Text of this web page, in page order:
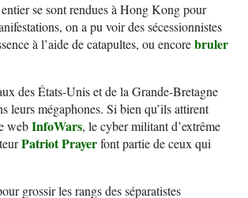
se sont rendues à Hong Kong pour
on a pu voir des sécessionnistes
à l’aide de catapultes, ou encorebruler
des États-Unis et de la Grande-Bretagne
leurs mégaphones. Si bien qu’ils attirent
webInfoWars, le cyber militant d’extrême
Patriot Prayerfont partie de ceux qui
grossir les rangs des séparatistes